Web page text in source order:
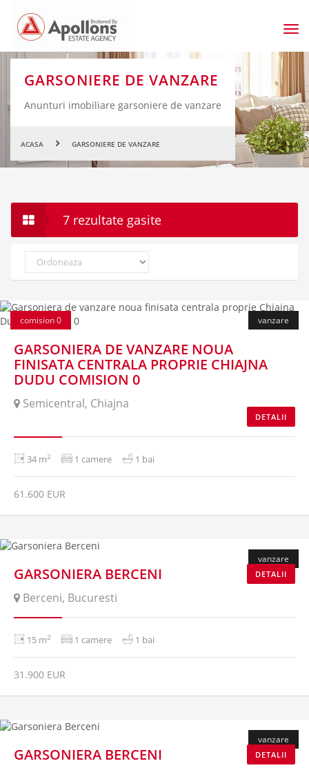
GARSONIERE DE VANZARE
Anunturi imobiliare garsoniere de vanzare
ACASA GARSONIERE DE VANZARE
7 rezultate gasite
Ordoneaza
dupa
comision 0 vanzare
GARSONIERA DE VANZARE NOUA
FINISATA CENTRALA PROPRIE CHIAJNA
DUDU COMISION 0
Semicentral, Chiajna
DETALII
34 m2 1 camere 1 bai
61.600 EUR
vanzare
GARSONIERA BERCENI
Berceni, Bucuresti
DETALII
15 m2 1 camere 1 bai
31.900 EUR
vanzare
GARSONIERA BERCENI DETALII